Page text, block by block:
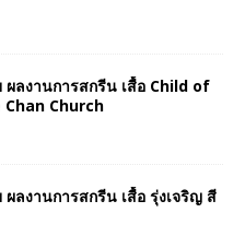
ผลงานการสกรีน เสื้อ Child of
Chan Church
ผลงานการสกรีน เสื้อ รุ่งเจริญ สี